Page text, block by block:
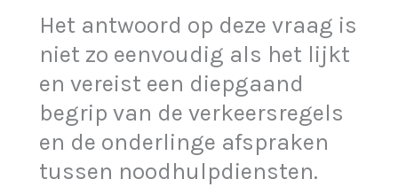
Het antwoord op deze vraag is
niet zo eenvoudig als het lijkt
en vereist een diepgaand
begrip van de verkeersregels
en de onderlinge afspraken
tussen noodhulpdiensten.